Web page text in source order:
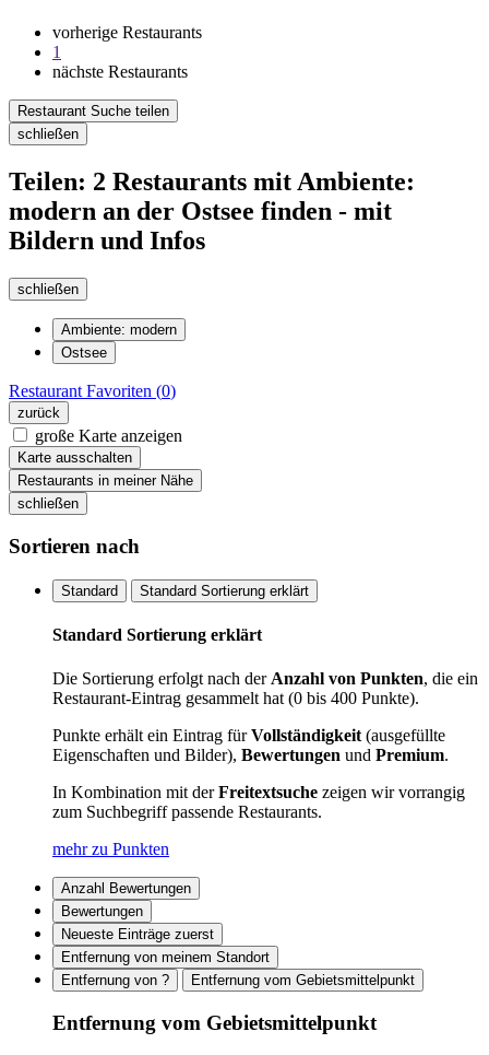
vorherige Restaurants
1
nächste Restaurants
Restaurant Suche teilen
schließen
Teilen: 2 Restaurants mit Ambiente:
modern an der Ostsee finden - mit
Bildern und Infos
schließen
Ambiente: modern
Ostsee
Restaurant Favoriten (0)
zurück
große Karte anzeigen
Karte ausschalten
Restaurants in meiner Nähe
schließen
Sortieren nach
Standard Standard Sortierung erklärt
Standard Sortierung erklärt
Die Sortierung erfolgt nach der Anzahl von Punkten, die ein
Restaurant-Eintrag gesammelt hat (0 bis 400 Punkte).
Punkte erhält ein Eintrag fürVollständigkeit (ausgefüllte
Eigenschaften und Bilder), Bewertungen und Premium.
In Kombination mit derFreitextsuche zeigen wir vorrangig
zum Suchbegriff passende Restaurants.
mehr zu Punkten
Anzahl Bewertungen
Bewertungen
Neueste Einträge zuerst
Entfernung von meinem Standort
Entfernung von ?
Entfernung vom Gebietsmittelpunkt
Entfernung vom Gebietsmittelpunkt